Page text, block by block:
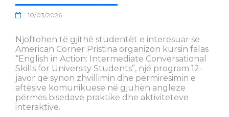
10/03/2026
Njoftohen të gjithë studentët e interesuar se
American Corner Pristina organizon kursin falas
“English in Action: Intermediate Conversational
Skills for University Students”, një program 12-
javor që synon zhvillimin dhe përmirësimin e
aftësive komunikuese në gjuhën angleze
përmes bisedave praktike dhe aktiviteteve
interaktive.